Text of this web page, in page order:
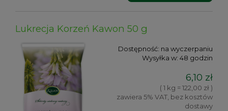
Lukrecja Korzeń Kawon 50 g
Dostępność: na wyczerpaniu
Wysyłka w: 48 godzin
6,10 zł
( 1 kg = 122,00 zł )
zawiera 5% VAT, bez kosztów
dostawy